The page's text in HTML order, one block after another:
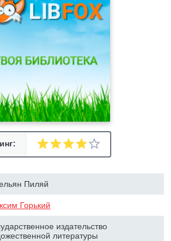
Пиляй
Горький
издательство
литературы